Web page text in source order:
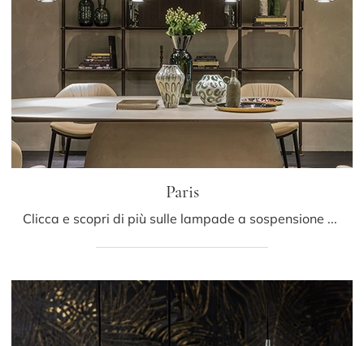
Paris
Clicca e scopri di più sulle lampade a sospensione di Cattelan Italia: il modello Paris in vetro ti sta aspettando!